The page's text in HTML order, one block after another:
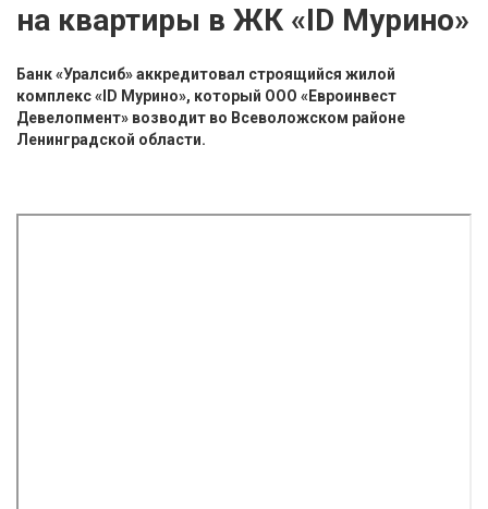
на квартиры в ЖК «ID Мурино»
Банк «Уралсиб» аккредитовал строящийся жилой
комплекс «ID Мурино», который ООО «Евроинвест
Девелопмент» возводит во Всеволожском районе
Ленинградской области.